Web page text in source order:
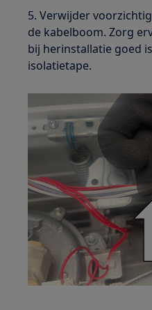
5. Verwijder
de kabelboom. Zorg
bij herinstallatie goed
isolatietape.